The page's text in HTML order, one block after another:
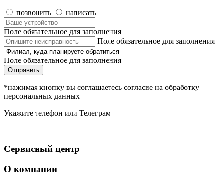
позвонить написать
Поле обязательное для заполнения
Поле обязательное для заполнения
Поле обязательное для заполнения
Отправить
*нажимая кнопку вы соглашаетесь согласие на обработку
персональных данных
Укажите телефон или Телеграм
Сервисный центр
О компании